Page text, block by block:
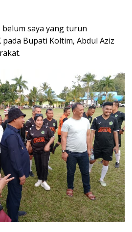
saya yang turun
pada Bupati Koltim, Abdul Aziz